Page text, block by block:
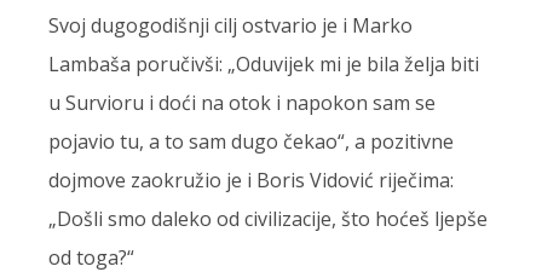
Svoj dugogodišnji cilj ostvario je i Marko
Lambaša poručivši: „Oduvijek mi je bila želja biti
u Survioru i doći na otok i napokon sam se
pojavio tu, a to sam dugo čekao“, a pozitivne
dojmove zaokružio je i Boris Vidović riječima:
„Došli smo daleko od civilizacije, što hoćeš ljepše
od toga?“